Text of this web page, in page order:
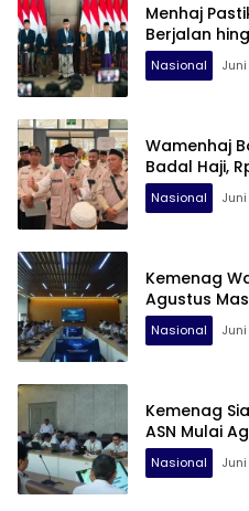
Menhaj
Berjalan
Nasional
Wamenhaj
Badal Haji,
Nasional
Kemenag
Agustus
Nasional
Kemenag
ASN Mulai
Nasional